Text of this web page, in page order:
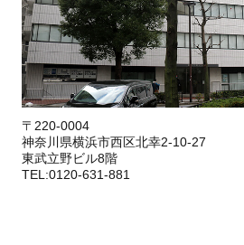
〒220-0004
神奈川県横浜市西区北幸2-10-27
東武立野ビル8階
TEL:0120-631-881